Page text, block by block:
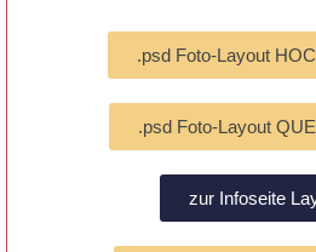
.psd Foto-Layout
.psd Foto-Layout
zur Infoseite